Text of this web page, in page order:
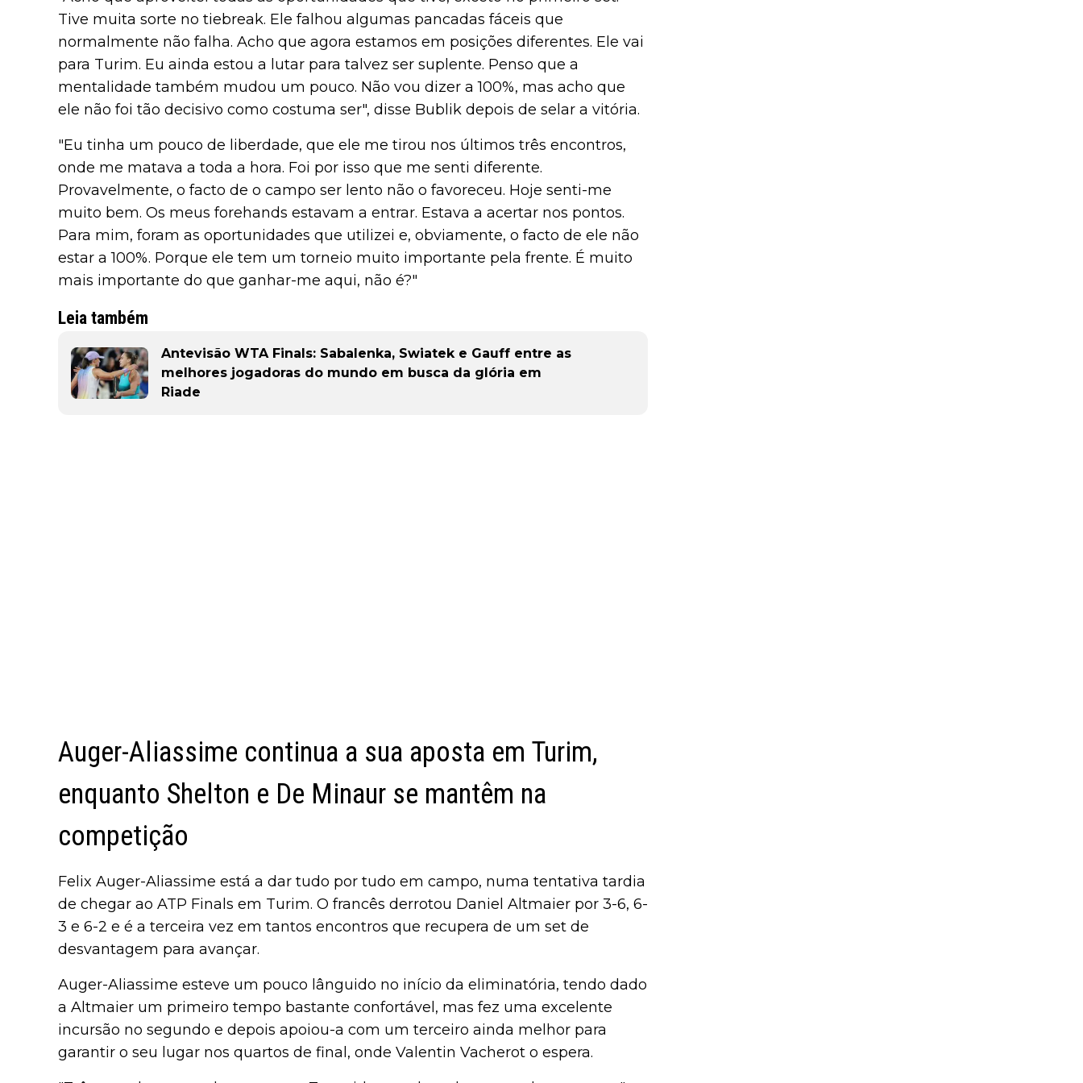
Tive muita sorte no tiebreak. Ele falhou algumas pancadas fáceis que
normalmente não falha. Acho que agora estamos em posições diferentes. Ele vai
para Turim. Eu ainda estou a lutar para talvez ser suplente. Penso que a
mentalidade também mudou um pouco. Não vou dizer a 100%, mas acho que
ele não foi tão decisivo como costuma ser", disse Bublik depois de selar a vitória.
"Eu tinha um pouco de liberdade, que ele me tirou nos últimos três encontros,
onde me matava a toda a hora. Foi por isso que me senti diferente.
Provavelmente, o facto de o campo ser lento não o favoreceu. Hoje senti-me
muito bem. Os meus forehands estavam a entrar. Estava a acertar nos pontos.
Para mim, foram as oportunidades que utilizei e, obviamente, o facto de ele não
estar a 100%. Porque ele tem um torneio muito importante pela frente. É muito
mais importante do que ganhar-me aqui, não é?"
Leia também
Antevisão WTA Finals: Sabalenka, Swiatek e Gauff entre as
melhores jogadoras do mundo em busca da glória em
Riade
Auger-Aliassime continua a sua aposta em Turim,
enquanto Shelton e De Minaur se mantêm na
competição
Felix Auger-Aliassime está a dar tudo por tudo em campo, numa tentativa tardia
de chegar ao ATP Finals em Turim. O francês derrotou Daniel Altmaier por 3-6, 6-
3 e 6-2 e é a terceira vez em tantos encontros que recupera de um set de
desvantagem para avançar.
Auger-Aliassime esteve um pouco lânguido no início da eliminatória, tendo dado
a Altmaier um primeiro tempo bastante confortável, mas fez uma excelente
incursão no segundo e depois apoiou-a com um terceiro ainda melhor para
garantir o seu lugar nos quartos de final, onde Valentin Vacherot o espera.